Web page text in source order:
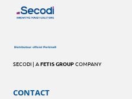
SECODI | AFETIS GROUPCOMPANY
CONTACT